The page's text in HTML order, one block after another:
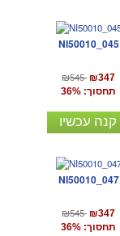
NI50010_045
₪545 ₪347
תחסוך: 36%
קנה עכשיו
NI50010_047
₪545 ₪347
תחסוך: 36%